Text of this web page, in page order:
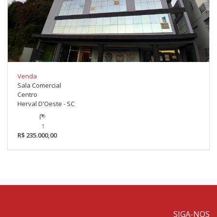
Venda
Sala Comercial
Centro
Herval D'Oeste - SC
1
R$ 235.000,00
SIGA-NOS